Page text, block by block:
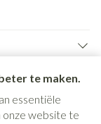
te maken.
essentiële
onze website te